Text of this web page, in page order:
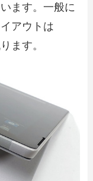
ます。一般に
アウトは
ます。